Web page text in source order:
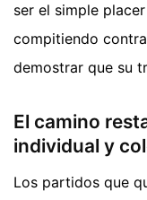
ser el simple
compitiendo
demostrar que su
El camino
individual y
Los partidos que